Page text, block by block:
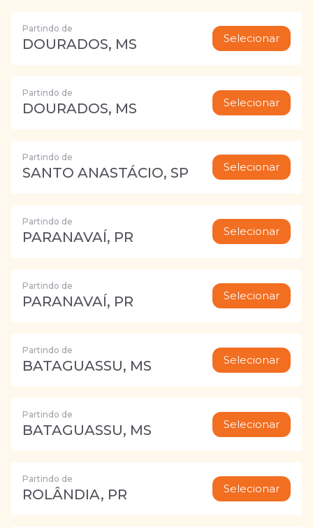
Partindo de
DOURADOS, MS Selecionar
Partindo de
DOURADOS, MS Selecionar
Partindo de
SANTO ANASTÁCIO, SP Selecionar
Partindo de
PARANAVAÍ, PR Selecionar
Partindo de
PARANAVAÍ, PR Selecionar
Partindo de
BATAGUASSU, MS Selecionar
Partindo de
BATAGUASSU, MS Selecionar
Partindo de
ROLÂNDIA, PR Selecionar